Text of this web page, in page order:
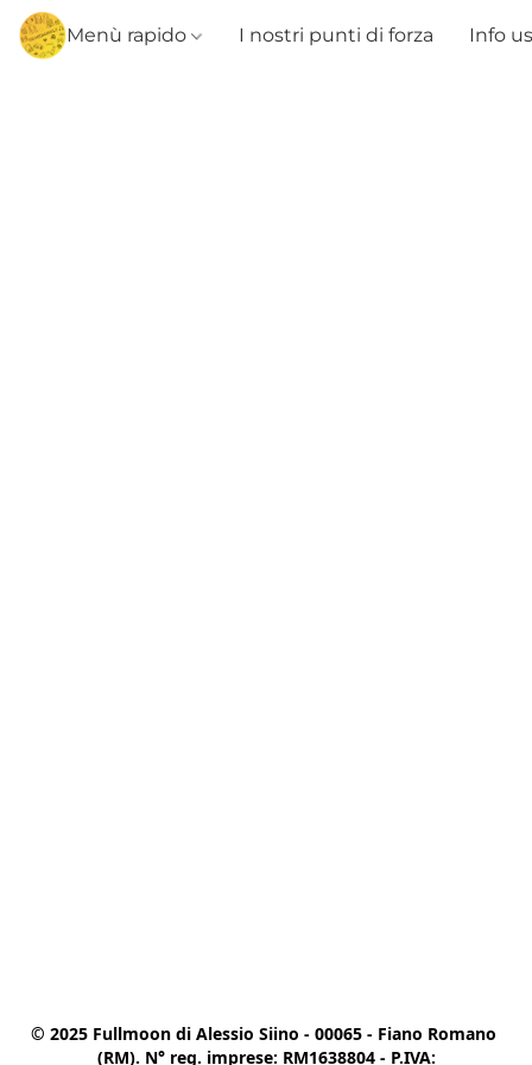
Menù rapido I nostri punti di forza Info
© 2025 Fullmoon di Alessio Siino - 00065 - Fiano Romano
(RM). N° reg. imprese: RM1638804 - P.IVA: